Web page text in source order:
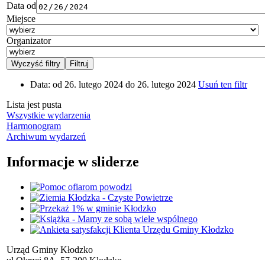
Data od
Miejsce
Organizator
Data: od 26. lutego 2024 do 26. lutego 2024 Usuń ten filtr
Lista jest pusta
Wszystkie wydarzenia
Harmonogram
Archiwum wydarzeń
Informacje w sliderze
Urząd Gminy Kłodzko